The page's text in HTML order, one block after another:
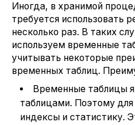
Иногда, в хранимой
требуется использовать
несколько раз. В таких
используем временные
учитывать некоторые
временных таблиц.
Временные таблицы
таблицами. Поэтому
индексы и статистику.